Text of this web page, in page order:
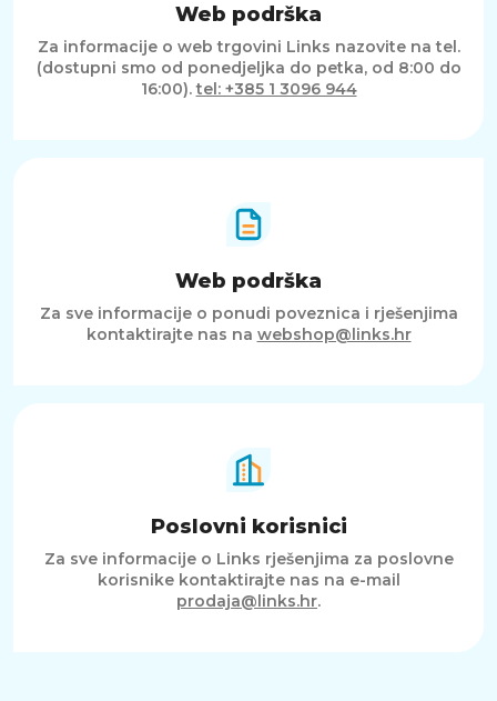
Web podrška
Za informacije o web trgovini Links nazovite na tel.
(dostupni smo od ponedjeljka do petka, od 8:00 do
16:00).tel: +385 1 3096 944
Web podrška
Za sve informacije o ponudi poveznica i rješenjima
kontaktirajte nas na webshop@links.hr
Poslovni korisnici
Za sve informacije o Links rješenjima za poslovne
korisnike kontaktirajte nas na e-mail
prodaja@links.hr.